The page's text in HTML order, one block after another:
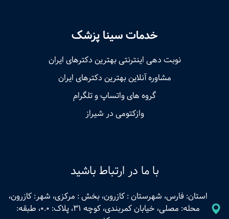
خدمات سینا پزشک
نوبت‌ دهی اینترنتی بهترین دکترهای ایران
مشاوره آنلاین بهترین دکترهای ایران
گروه های واتساپ و تلگرام
وازکتومی در شیراز
با ما در ارتباط باشید
استان: فارس، شهرستان : کازرون، بخش : مرکزی، شهر: کازرون،
محله: مصلی، خیابان کمربندی، کوچه 31، پلاک: 0.0، طبقه: